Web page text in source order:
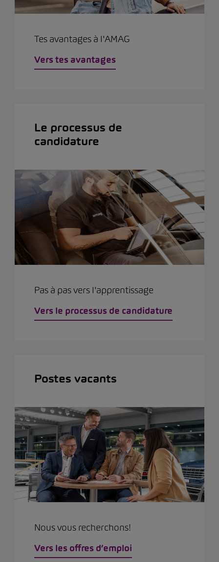
Tes avantages à l'AMAG
Vers tes avantages
Le processus de
candidature
Pas à pas vers l'apprentissage
Vers le processus de candidature
Postes vacants
Nous vous recherchons!
Vers les offres d’emploi